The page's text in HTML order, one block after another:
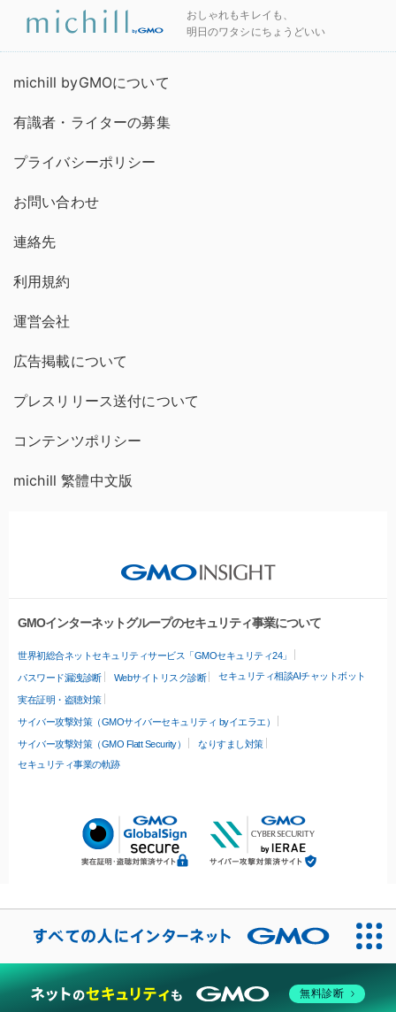
おしゃれもキレイも、
明日のワタシにちょうどいい
michill byGMOについて
有識者・ライターの募集
プライバシーポリシー
お問い合わせ
連絡先
利用規約
運営会社
広告掲載について
プレスリリース送付について
コンテンツポリシー
michill 繁體中文版
GMOインターネットグループのセキュリティ事業について
世界初総合ネットセキュリティサービス「GMOセキュリティ24」
パスワード漏洩診断 Webサイトリスク診断 セキュリティ相談AIチャットボット
実在証明・盗聴対策
サイバー攻撃対策（GMOサイバーセキュリティ byイエラエ）
サイバー攻撃対策（GMO Flatt Security）
なりすまし対策
セキュリティ事業の軌跡
無料診断